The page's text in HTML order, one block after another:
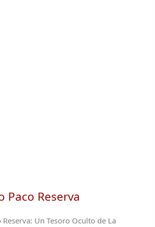
Paco Reserva
Un Tesoro Oculto de La